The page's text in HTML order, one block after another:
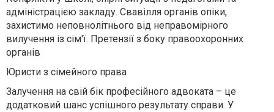
адміністрацією закладу. Свавілля органів опіки,
захистимо неповнолітнього від неправомірного
вилучення із сім'ї. Претензії з боку правоохоронних
органів
Юристи з сімейного права
Залучення на свій бік професійного адвоката – це
додатковий шанс успішного результату справи. У